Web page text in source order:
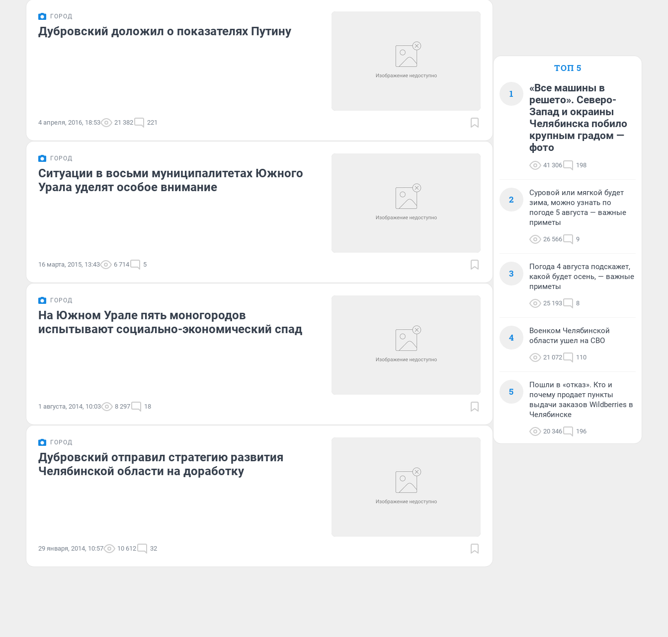
ГОРОД
Дубровский доложил о показателях Путину
4 апреля, 2016, 18:53 21 382 221
ГОРОД
Ситуации в восьми муниципалитетах Южного
Урала уделят особое внимание
16 марта, 2015, 13:43 6 714 5
ГОРОД
На Южном Урале пять моногородов
испытывают социально-экономический спад
1 августа, 2014, 10:03 8 297 18
ГОРОД
Дубровский отправил стратегию развития
Челябинской области на доработку
29 января, 2014, 10:57 10 612 32
ТОП 5
1
«Все машины в
решето». Северо-
Запад и окраины
Челябинска побило
крупным градом —
фото
41 306 198
2
Суровой или мягкой будет
зима, можно узнать по
погоде 5 августа — важные
приметы
26 566 9
3
Погода 4 августа подскажет,
какой будет осень, — важные
приметы
25 193 8
4
Военком Челябинской
области ушел на СВО
21 072 110
5
Пошли в «отказ». Кто и
почему продает пункты
выдачи заказов Wildberries в
Челябинске
20 346 196